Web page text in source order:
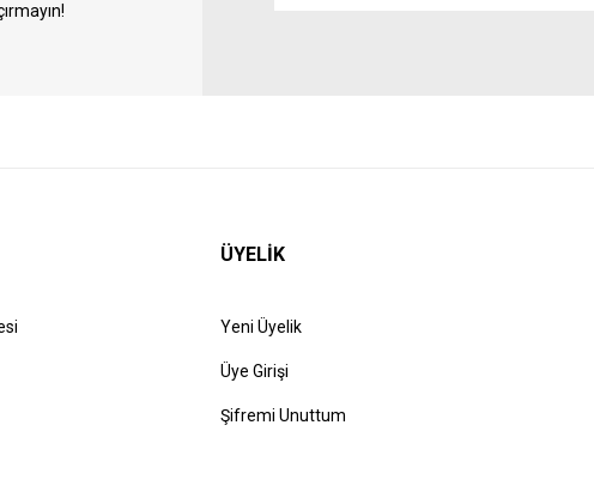
ÜYELİK
Yeni Üyelik
Üye Girişi
Şifremi Unuttum